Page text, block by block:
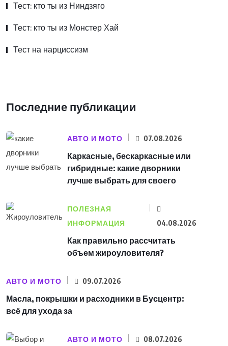
Тест: кто ты из Ниндзяго
Тест: кто ты из Монстер Хай
Тест на нарциссизм
Последние публикации
АВТО И МОТО 07.08.2026
Каркасные, бескаркасные или
гибридные: какие дворники
лучше выбрать для своего
ПОЛЕЗНАЯ
ИНФОРМАЦИЯ
04.08.2026
Как правильно рассчитать
объем жироуловителя?
АВТО И МОТО 09.07.2026
Масла, покрышки и расходники в Бусцентр:
всё для ухода за
АВТО И МОТО 08.07.2026